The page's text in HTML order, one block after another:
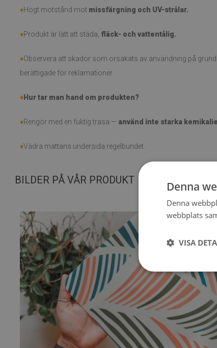
♦Högt motstånd mot missfärgning och UV-strålar.
♦Produkt är lätt att städa, fläck- och vattentålig.
♦Observera att skador som orsakats av användning på
berättigade för reklamationer.
♦Hur tar man hand om produkten?
♦Rengör med en fuktig trasa — använd inte starka
♦Vädra mattans undersida regelbundet.
BILDER PÅ VÅR PRODUKT Denna
Denna
webbplats
VISA